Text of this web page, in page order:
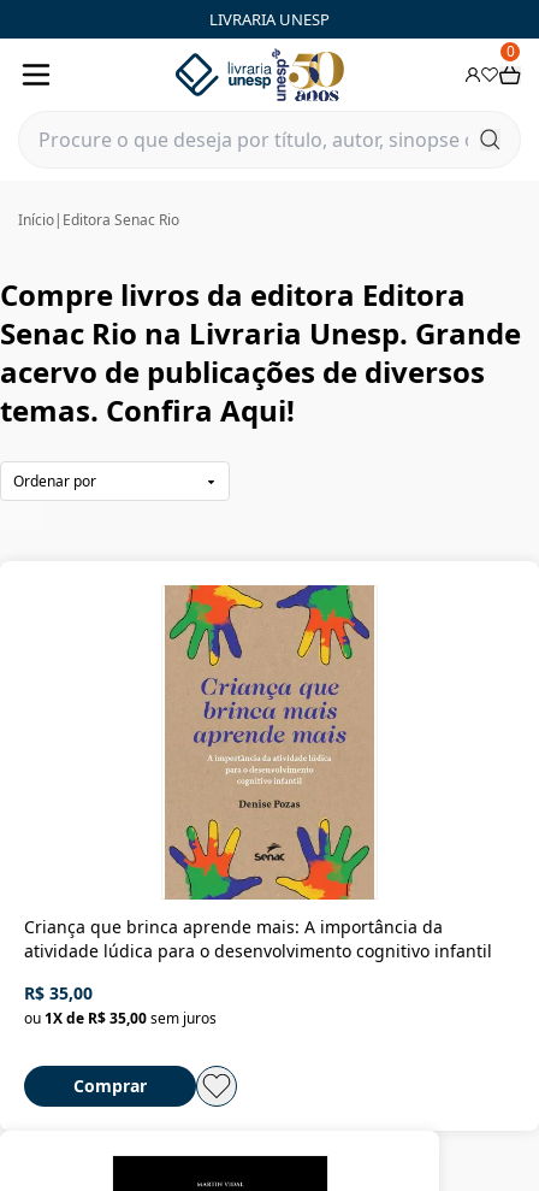
LIVRARIA UNESP
0
Início| Editora Senac Rio
Compre livros da editora Editora
Senac Rio na Livraria Unesp. Grande
acervo de publicações de diversos
temas. Confira Aqui!
Criança que brinca aprende mais: A importância da
atividade lúdica para o desenvolvimento cognitivo infantil
R$ 35,00
ou1X de R$ 35,00sem juros
Comprar
Editora Senac Rio|Livraria Unesp | FastStore PLP